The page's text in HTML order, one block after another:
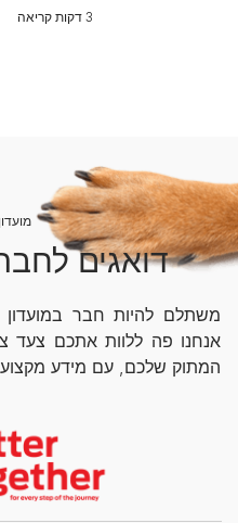
3 דקות קריאה
דואגים
משתלם להיות חבר
אנחנו פה ללוות אתכם צעד
המתוק שלכם, עם מידע